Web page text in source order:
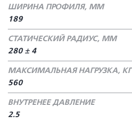
ШИРИНА ПРОФИЛЯ, ММ
189
СТАТИЧЕСКИЙ РАДИУС, ММ
280 ± 4
МАКСИМАЛЬНАЯ НАГРУЗКА, КГ
560
ВНУТРЕНЕЕ ДАВЛЕНИЕ
2.5